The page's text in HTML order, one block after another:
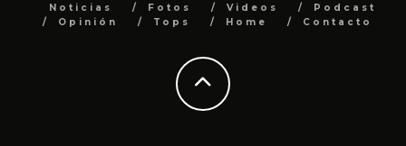
Noticias Fotos Videos
Podcast
Opinión
Tops Home Contacto